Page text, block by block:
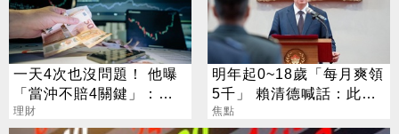
一天4次也沒問題！ 他曝
「當沖不賠4關鍵」：要
賺很容易
理財
明年起0~18歲「每月爽領
5千」 賴清德喊話：此時
不生待何時
焦點